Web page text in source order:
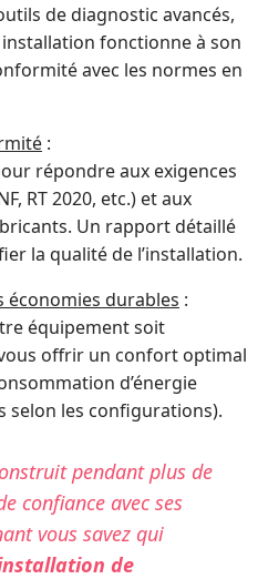
de diagnostic avancés,
fonctionne à son
avec les normes en
:
répondre aux exigences
RT 2020, etc.) et aux
Un rapport détaillé
la qualité de l’installation.
durables :
équipement soit
offrir un confort optimal
d’énergie
selon les configurations).
pendant plus de
confiance avec ses
vous savez qui
de